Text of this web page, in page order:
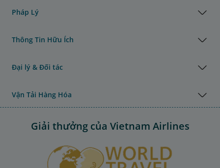
Pháp Lý
Thông Tin Hữu Ích
Đại lý & Đối tác
Vận Tải Hàng Hóa
Giải thưởng của Vietnam Airlines